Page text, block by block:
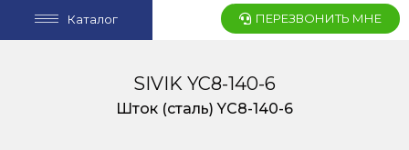
Каталог ПЕРЕЗВОНИТЬ МНЕ
SIVIK YC8-140-6
Шток (сталь) YC8-140-6